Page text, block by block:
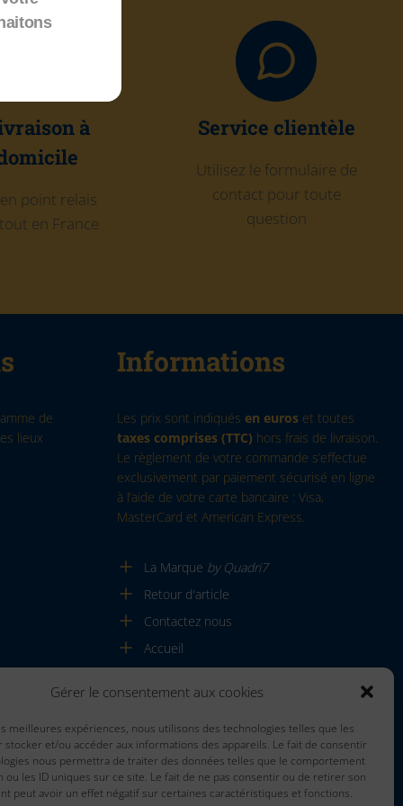
Gérer le consentement aux cookies
meilleures expériences, nous utilisons des technologies telles que les
stocker et/ou accéder aux informations des appareils. Le fait de consentir
nous permettra de traiter des données telles que le comportement
ou les ID uniques sur ce site. Le fait de ne pas consentir ou de retirer son
peut avoir un effet négatif sur certaines caractéristiques et fonctions.
à
point relais
en France
Service clientèle
Utilisez le formulaire de
contact pour toute
question
de
lieux
Informations
Les prix sont indiqués en euros et toutes
taxes comprises (TTC) hors frais de livraison.
Le règlement de votre commande s’effectue
exclusivement par paiement sécurisé en ligne
à l’aide de votre carte bancaire : Visa,
MasterCard et American Express.
La Marque by Quadri7
Retour d'article
Contactez nous
Accueil